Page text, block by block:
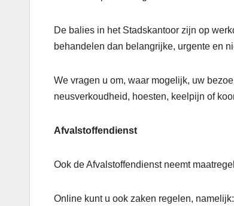
De balies in het Stadskantoor zijn op
behandelen dan belangrijke, urgente en
We vragen u om, waar mogelijk, uw
neusverkoudheid, hoesten, keelpijn of
Afvalstoffendienst
Ook de Afvalstoffendienst neemt
Online kunt u ook zaken regelen, namelijk: